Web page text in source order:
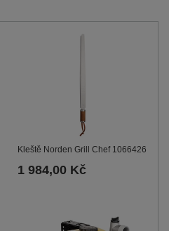
Kleště Norden Grill Chef 1066426
1 984,00 Kč